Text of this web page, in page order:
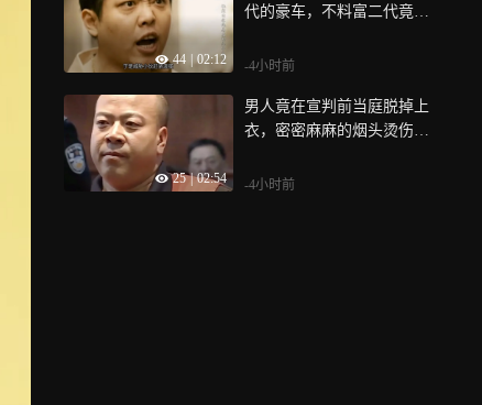
44 02:12
代的豪车，不料富二代竟直
-4小时前
25 | 02:54
男人竟在宣判前当庭脱掉上
衣，密密麻麻的烟头烫伤布
-4小时前